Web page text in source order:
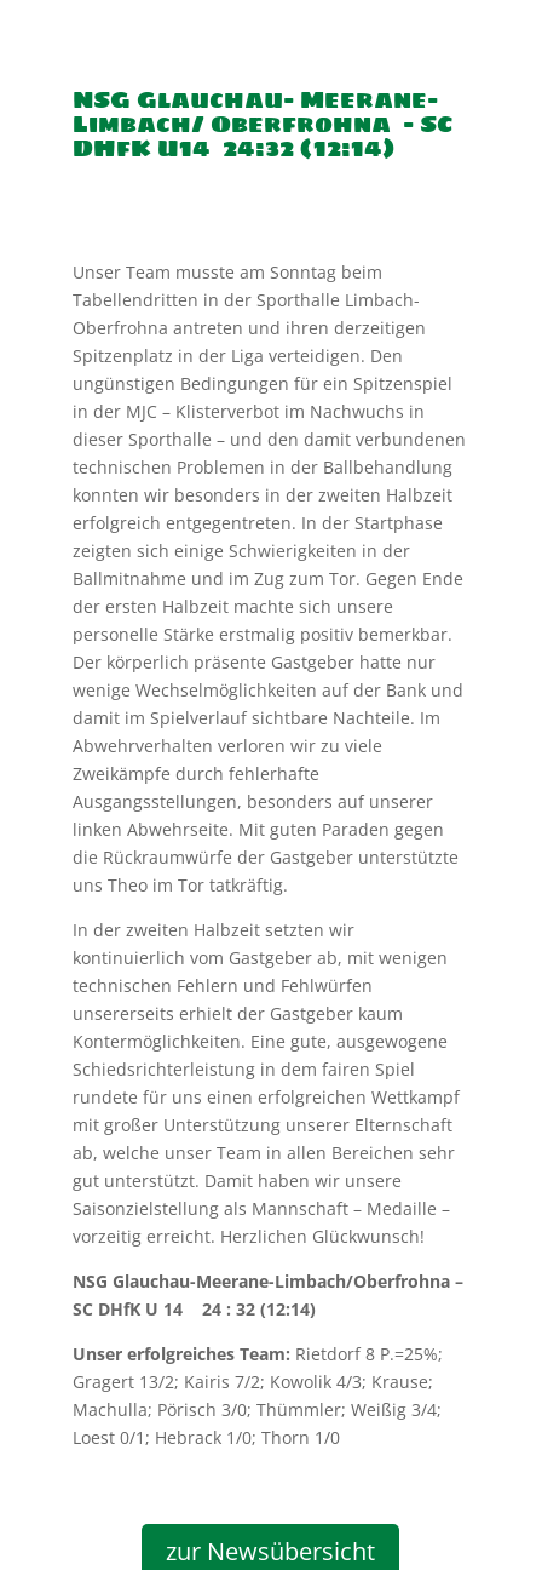
NSG Glauchau- Meerane-
Limbach/ Oberfrohna – SC
DHfK U14 24:32 (12:14)
Unser Team musste am Sonntag beim
Tabellendritten in der Sporthalle Limbach-
Oberfrohna antreten und ihren derzeitigen
Spitzenplatz in der Liga verteidigen. Den
ungünstigen Bedingungen für ein Spitzenspiel
in der MJC – Klisterverbot im Nachwuchs in
dieser Sporthalle – und den damit verbundenen
technischen Problemen in der Ballbehandlung
konnten wir besonders in der zweiten Halbzeit
erfolgreich entgegentreten. In der Startphase
zeigten sich einige Schwierigkeiten in der
Ballmitnahme und im Zug zum Tor. Gegen Ende
der ersten Halbzeit machte sich unsere
personelle Stärke erstmalig positiv bemerkbar.
Der körperlich präsente Gastgeber hatte nur
wenige Wechselmöglichkeiten auf der Bank und
damit im Spielverlauf sichtbare Nachteile. Im
Abwehrverhalten verloren wir zu viele
Zweikämpfe durch fehlerhafte
Ausgangsstellungen, besonders auf unserer
linken Abwehrseite. Mit guten Paraden gegen
die Rückraumwürfe der Gastgeber unterstützte
uns Theo im Tor tatkräftig.
In der zweiten Halbzeit setzten wir
kontinuierlich vom Gastgeber ab, mit wenigen
technischen Fehlern und Fehlwürfen
unsererseits erhielt der Gastgeber kaum
Kontermöglichkeiten. Eine gute, ausgewogene
Schiedsrichterleistung in dem fairen Spiel
rundete für uns einen erfolgreichen Wettkampf
mit großer Unterstützung unserer Elternschaft
ab, welche unser Team in allen Bereichen sehr
gut unterstützt. Damit haben wir unsere
Saisonzielstellung als Mannschaft – Medaille –
vorzeitig erreicht. Herzlichen Glückwunsch!
NSG Glauchau-Meerane-Limbach/Oberfrohna –
SC DHfK U 14 24 : 32 (12:14)
Unser erfolgreiches Team: Rietdorf 8 P.=25%;
Gragert 13/2; Kairis 7/2; Kowolik 4/3; Krause;
Machulla; Pörisch 3/0; Thümmler; Weißig 3/4;
Loest 0/1; Hebrack 1/0; Thorn 1/0
zur Newsübersicht